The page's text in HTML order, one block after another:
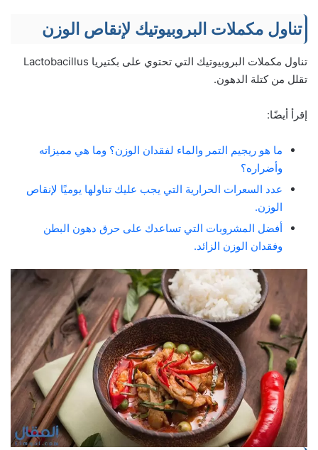
تناول مكملات البروبيوتيك لإنقاص الوزن
تناول مكملات البروبيوتيك التي تحتوي على بكتيريا Lactobacillus
تقلل من كتلة الدهون.
إقرأ أيضًا:
ما هو ريجيم التمر والماء لفقدان الوزن؟ وما هي مميزاته
وأضراره؟
عدد السعرات الحرارية التي يجب عليك تناولها يوميًا لإنقاص
الوزن.
أفضل المشروبات التي تساعدك على حرق دهون البطن
وفقدان الوزن الزائد.